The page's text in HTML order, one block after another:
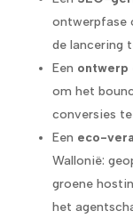
ontwerpfase
de lancering
Een ontwerp
om het
conversies
Een eco-
Wallonië:
groene
het